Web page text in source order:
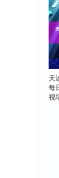
天
每
视